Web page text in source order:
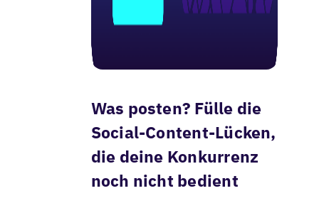
Was posten? Fülle die
Social-Content-Lücken,
die deine Konkurrenz
noch nicht bedient